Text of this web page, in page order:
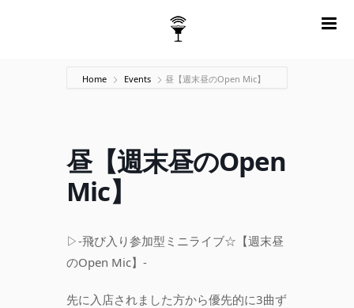
Home Events 昼【週末昼のOpen Mic】
昼【週末昼のOpen
Mic】
▷-飛び入り参加型ミニライブ☆【週末昼
のOpen Mic】-
先に入店されました方から優先的に3曲ず